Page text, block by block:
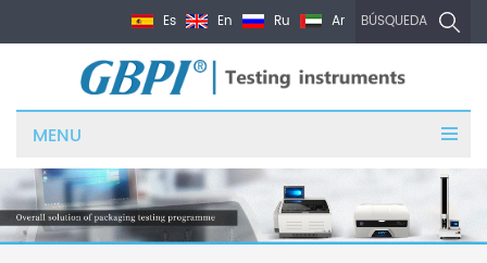
BÚSQUEDA
Es En Ru Ar
MENU